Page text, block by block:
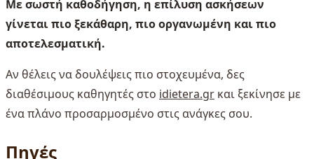
Με σωστή καθοδήγηση, η επίλυση ασκήσεων
γίνεται πιο ξεκάθαρη, πιο οργανωμένη και πιο
αποτελεσματική.
Αν θέλεις να δουλέψεις πιο στοχευμένα, δες
διαθέσιμους καθηγητές στο idietera.gr και ξεκίνησε με
ένα πλάνο προσαρμοσμένο στις ανάγκες σου.
Πηγές